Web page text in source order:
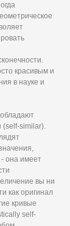
красивым и
в науке и
(self-similar).
- она имеет
вы ни
как оригинал
кривые
self-